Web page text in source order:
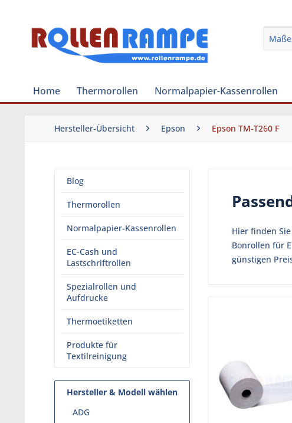
Home Thermorollen Normalpapier-Kassenrollen
Hersteller-Übersicht Epson Epson TM-T260 F
Blog
Thermorollen
Normalpapier-Kassenrollen
EC-Cash und
Lastschriftrollen
Spezialrollen und
Aufdrucke
Thermoetiketten
Produkte für
Textilreinigung
Hersteller & Modell wählen
ADG
Hier finden
Bonrollen für
günstigen